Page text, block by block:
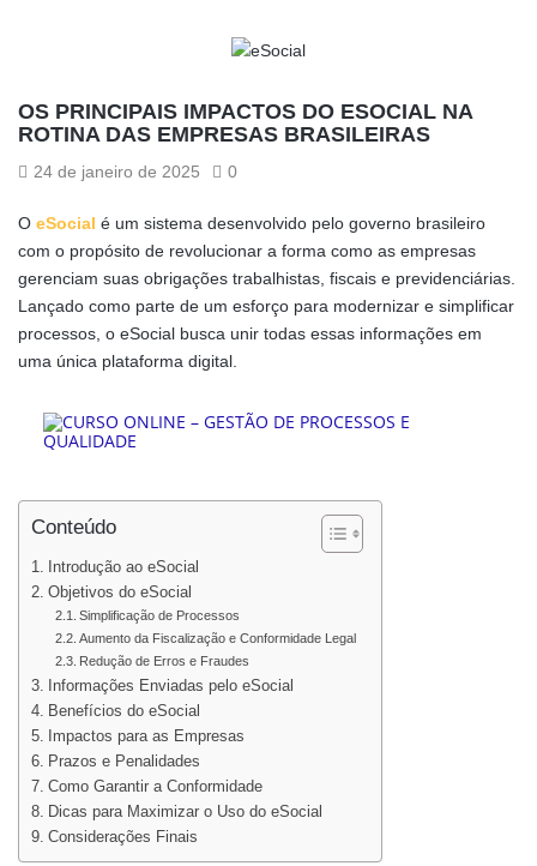
OS PRINCIPAIS IMPACTOS DO ESOCIAL NA
ROTINA DAS EMPRESAS BRASILEIRAS
24 de janeiro de 2025 0
O eSocial é um sistema desenvolvido pelo governo brasileiro
com o propósito de revolucionar a forma como as empresas
gerenciam suas obrigações trabalhistas, fiscais e previdenciárias.
Lançado como parte de um esforço para modernizar e simplificar
processos, o eSocial busca unir todas essas informações em
uma única plataforma digital.
Conteúdo
Introdução ao eSocial
Objetivos do eSocial
Simplificação de Processos
Aumento da Fiscalização e Conformidade Legal
Redução de Erros e Fraudes
Informações Enviadas pelo eSocial
Benefícios do eSocial
Impactos para as Empresas
Prazos e Penalidades
Como Garantir a Conformidade
Dicas para Maximizar o Uso do eSocial
Considerações Finais